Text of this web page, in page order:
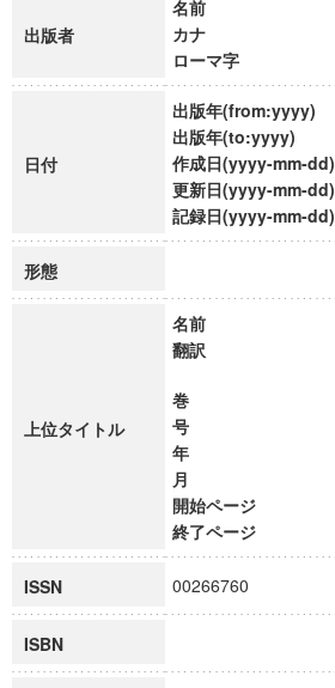
出版者
名前
カナ
ローマ字
日付
出版年(from:yyyy)
出版年(to:yyyy)
作成日(yyyy-mm-dd)
更新日(yyyy-mm-dd)
記録日(yyyy-mm-dd)
形態
上位タイトル
名前
翻訳
巻
号
年
月
開始ページ
終了ページ
ISSN 00266760
ISBN